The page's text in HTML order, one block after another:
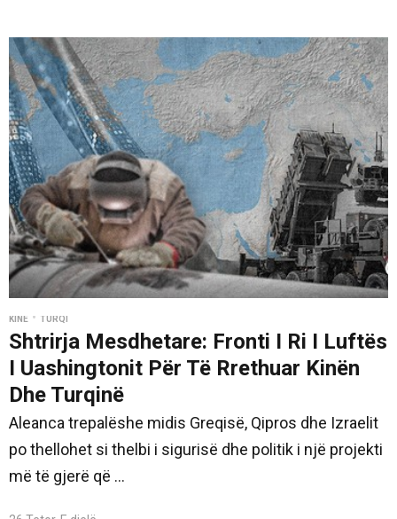
KINE • TURQI
Shtrirja Mesdhetare: Fronti I Ri I Luftës
I Uashingtonit Për Të Rrethuar Kinën
Dhe Turqinë
Aleanca trepalëshe midis Greqisë, Qipros dhe Izraelit
po thellohet si thelbi i sigurisë dhe politik i një projekti
më të gjerë që ...